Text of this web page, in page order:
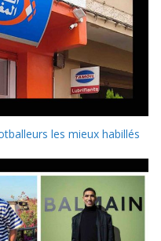
les mieux habillés